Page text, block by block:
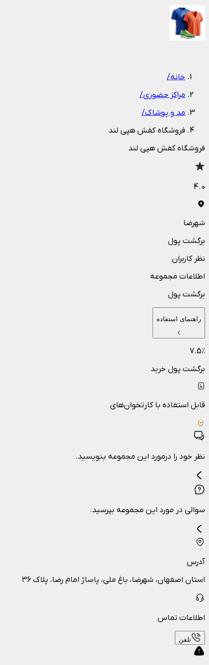
خانه/
مراکز حضوری/
مد و پوشاک/
فروشگاه کفش هپی لند
فروشگاه کفش هپی لند
4.0
شهرضا
برگشت پول
نظر کاربران
اطلاعات مجموعه
برگشت پول
راهنمای استفاده
7.5٪
برگشت پول خرید
قابل استفاده با کارتخوان‌های
نظر خود را درمورد این مجموعه بنویسید.
سوالی در مورد این مجموعه بپرسید.
آدرس
استان اصفهان، شهرضا، باغ ملی، پاساژ امام رضا، پلاک ۳۶
اطلاعات تماس
تلفن